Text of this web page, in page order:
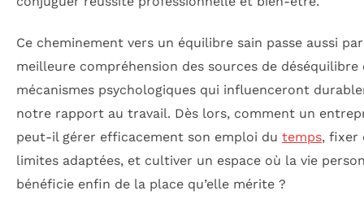
Ce cheminement vers un équilibre sain passe aussi
meilleure compréhension des sources de déséquilibre
mécanismes psychologiques qui influenceront
notre rapport au travail. Dès lors, comment un
peut-il gérer efficacement son emploi du temps, fixer
limites adaptées, et cultiver un espace où la vie
bénéficie enfin de la place qu’elle mérite ?